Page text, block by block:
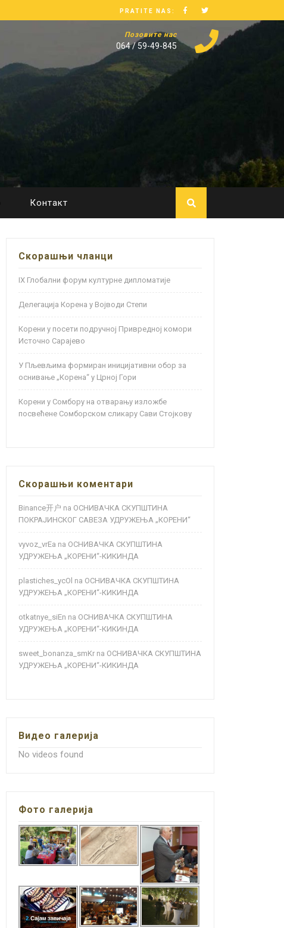
PRATITE NAS:
Позовите нас
064 / 59-49-845
Контакт
Скорашњи чланци
IX Глобални форум културне дипломатије
Делегација Корена у Војводи Степи
Корени у посети подручној Привредној комори
Источно Сарајево
У Пљевљима формиран иницијативни обор за
оснивање „Корена“ у Црној Гори
Корени у Сомбору на отварању изложбе
посвећене Сомборском сликару Сави Стојкову
Скорашњи коментари
Binance开户 na ОСНИВАЧКА СКУПШТИНА
ПОКРАЈИНСКОГ САВЕЗА УДРУЖЕЊА „КОРЕНИ“
vyvoz_vrEa na ОСНИВАЧКА СКУПШТИНА
УДРУЖЕЊА „КОРЕНИ“-КИКИНДА
plastiches_ycOl na ОСНИВАЧКА СКУПШТИНА
УДРУЖЕЊА „КОРЕНИ“-КИКИНДА
otkatnye_siEn na ОСНИВАЧКА СКУПШТИНА
УДРУЖЕЊА „КОРЕНИ“-КИКИНДА
sweet_bonanza_smKr na ОСНИВАЧКА СКУПШТИНА
УДРУЖЕЊА „КОРЕНИ“-КИКИНДА
Видео галерија
No videos found
Фото галерија